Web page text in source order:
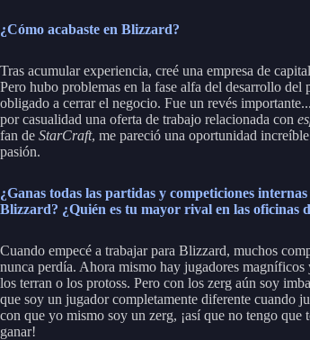
¿Cómo acabaste en Blizzard?
Tras acumular experiencia, creé una empresa de
Pero hubo problemas en la fase alfa del desarrollo
obligado a cerrar el negocio. Fue un revés
por casualidad una oferta de trabajo relacionada con
fan de StarCraft, me pareció una oportunidad
pasión.
¿Ganas todas las partidas y competiciones internas
Blizzard? ¿Quién es tu mayor rival en las oficinas
Cuando empecé a trabajar para Blizzard, muchos
nunca perdía. Ahora mismo hay jugadores magníficos
los terran o los protoss. Pero con los zerg aún soy
que soy un jugador completamente diferente cuando
con que yo mismo soy un zerg, ¡así que no tengo que
ganar!